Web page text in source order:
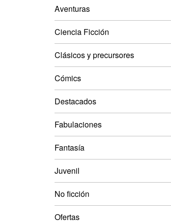
Aventuras
Ciencia Ficción
Clásicos y precursores
Cómics
Destacados
Fabulaciones
Fantasía
Juvenil
No ficción
Ofertas